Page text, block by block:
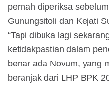
pernah diperiksa
Gunungsitoli dan Kejati
“Tapi dibuka lagi
ketidakpastian dalam
benar ada Novum, yang
beranjak dari LHP BPK